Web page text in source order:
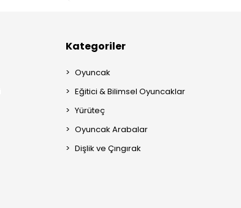
Kategoriler
Oyuncak
Eğitici & Bilimsel Oyuncaklar
Yürüteç
Oyuncak Arabalar
Dişlik ve Çıngırak